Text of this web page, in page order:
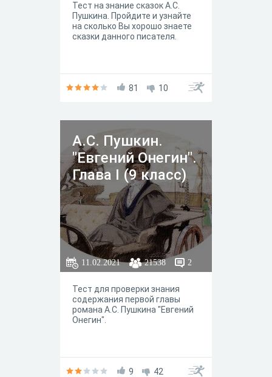
Тест на знание сказок А.С.
Пушкина. Пройдите и узнайте
на сколько Вы хорошо знаете
сказки данного писателя.
81 10
А.С. Пушкин.
"Евгений Онегин".
Глава I (9 класс)
11.02.2021 21538 2
Тест для проверки знания
содержания первой главы
романа А.С. Пушкина "Евгений
Онегин".
9 42